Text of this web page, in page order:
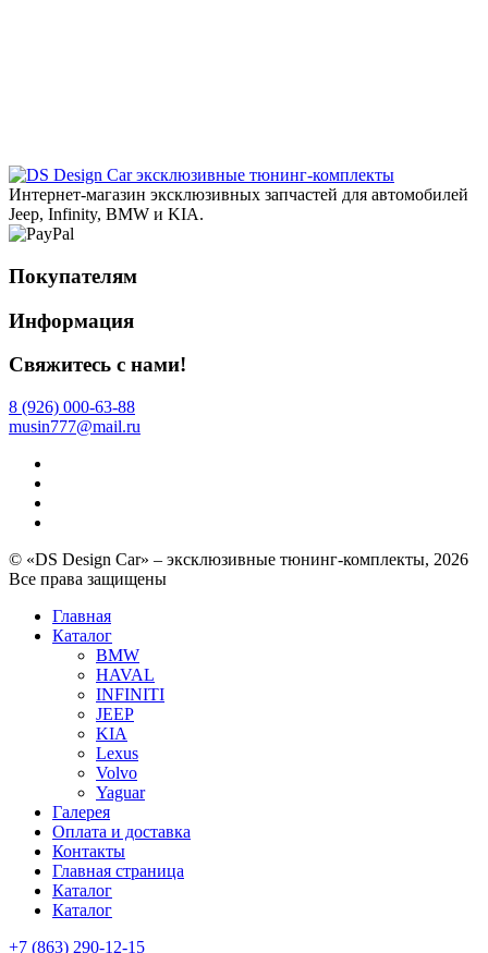
эксклюзивные тюнинг-комплекты
Интернет-магазин эксклюзивных запчастей для автомобилей
Jeep, Infinity, BMW и KIA.
Покупателям
Информация
Свяжитесь с нами!
8 (926) 000-63-88
musin777@mail.ru
© «DS Design Car» – эксклюзивные тюнинг-комплекты, 2026
Все права защищены
Главная
Каталог
BMW
HAVAL
INFINITI
JEEP
KIA
Lexus
Volvo
Yaguar
Галерея
Оплата и доставка
Контакты
Главная страница
Каталог
Каталог
+7 (863) 290-12-15